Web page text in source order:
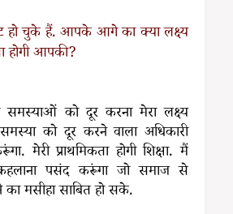
हो चुके हैं. आपके आगे का क्या लक्ष्य
होगी आपकी?
समस्याओं को दूर करना मेरा लक्ष्य
समस्या को दूर करने वाला अधिकारी
मेरी प्राथमिकता होगी शिक्षा. मैं
पसंद करूंगा जो समाज से
का मसीहा साबित हो सके.